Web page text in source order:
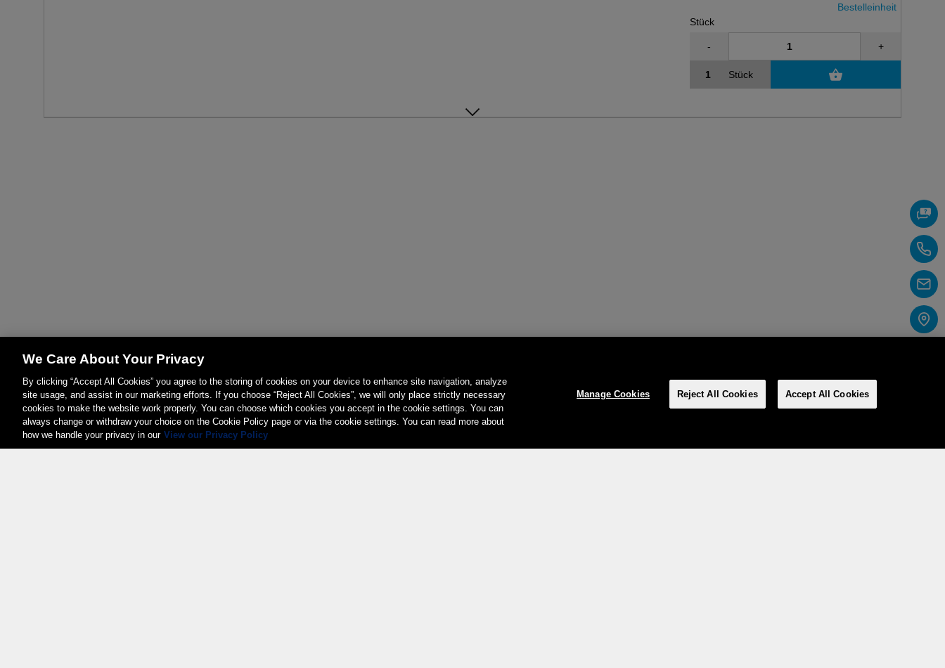
Bestelleinheit
Stück
- +
Stück
We Care About Your Privacy
By clicking “Accept All Cookies” you agree to the storing of cookies on your device to enhance site navigation, analyze
site usage, and assist in our marketing efforts. If you choose “Reject All Cookies”, we will only place strictly necessary
cookies to make the website work properly. You can choose which cookies you accept in the cookie settings. You can
always change or withdraw your choice on the Cookie Policy page or via the cookie settings. You can read more about
how we handle your privacy in our View our Privacy Policy
Manage Cookies Reject All Cookies Accept All Cookies